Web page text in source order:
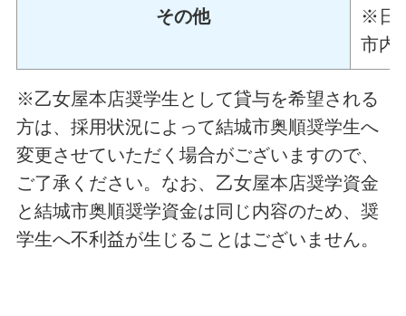
その他
※日
市内
※乙女屋本店奨学生として貸与を希望される
方は、採用状況によって結城市奥順奨学生へ
変更させていただく場合がございますので、
ご了承ください。なお、乙女屋本店奨学資金
と結城市奥順奨学資金は同じ内容のため、奨
学生へ不利益が生じることはございません。